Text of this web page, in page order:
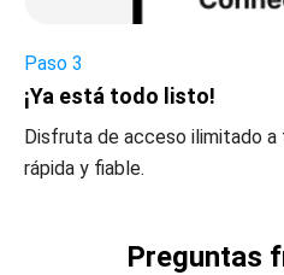
Paso 3
¡Ya está todo listo!
Disfruta de acceso ilimitado a
rápida y fiable.
Preguntas